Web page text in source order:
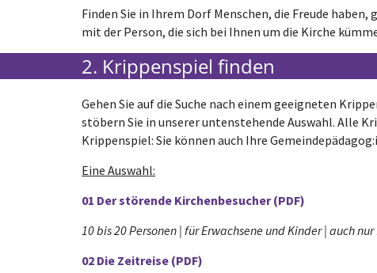
Finden Sie in Ihrem Dorf Menschen, die Freude
mit der Person, die sich bei Ihnen um die Kirche
2. Krippenspiel finden
Gehen Sie auf die Suche nach einem geeigneten
stöbern Sie in unserer untenstehende Auswahl. Alle
Krippenspiel: Sie können auch Ihre
Eine Auswahl:
01 Der störende Kirchenbesucher (PDF)
10 bis 20 Personen | für Erwachsene und Kinder | auch
02 Die Zeitreise (PDF)